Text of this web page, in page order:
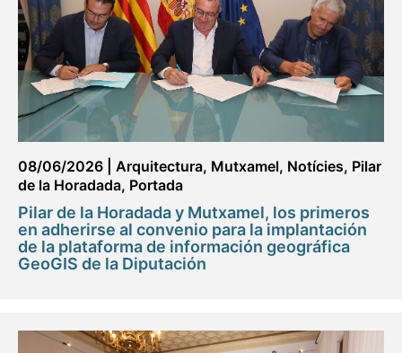
08/06/2026 Arquitectura, Mutxamel, Notícies, Pilar
de la Horadada, Portada
Pilar de la Horadada y Mutxamel, los primeros
en adherirse al convenio para la implantación
de la plataforma de información geográfica
GeoGIS de la Diputación